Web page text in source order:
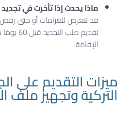
ماذا يحدث إذا تأخرت في تجديد
قد تتعرض للغرامات أو حتى رفض
تقديم طلب
الإقامة.
ميزات التقديم على
التركية وتجهيز ملف